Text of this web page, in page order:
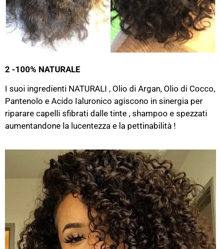
2 -100% NATURALE
I suoi ingredienti NATURALI , Olio di Argan, Olio di Cocco,
Pantenolo e Acido Ialuronico agiscono in sinergia per
riparare capelli sfibrati dalle tinte , shampoo e spezzati
aumentandone la lucentezza e la pettinabilità !